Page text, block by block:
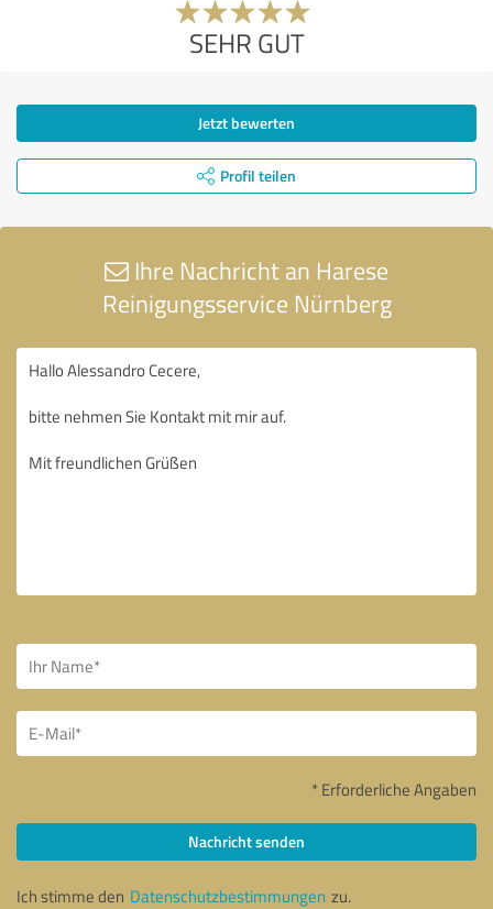
SEHR GUT
Jetzt bewerten
Profil teilen
Ihre Nachricht an Harese
Reinigungsservice Nürnberg
* Erforderliche Angaben
Nachricht senden
Ich stimme den Datenschutzbestimmungen zu.